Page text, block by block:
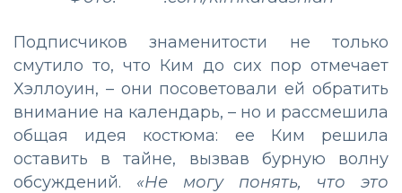
Подписчиков знаменитости не только
смутило то, что Ким до сих пор отмечает
Хэллоуин, – они посоветовали ей обратить
внимание на календарь, – но и рассмешила
общая идея костюма: ее Ким решила
оставить в тайне, вызвав бурную волну
обсуждений. «Не могу понять, что это